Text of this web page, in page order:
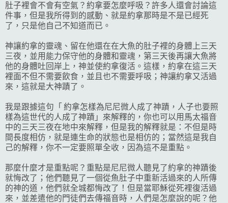
肚子裡會不會有空氣？約拿要怎麼呼吸？許多人還會討論這
件事，但是我所得到的感動、就是約拿那時是不是已經死
了，只是他自己不知道而已。
神讓約拿的靈魂、留在他還在在大魚的肚子裡的身體上三天
三夜，並用能力保守他的身體和靈魂，第三天後再讓大魚將
他的身體吐回岸上，神並使約拿復活。這樣，約拿在這三天
裡面不但不需要飲食，並且也不需要呼吸；神讓約拿又活過
來，這就是大神蹟了。
我是跟據這句「 約拿怎樣為尼尼微人成了神蹟，人子也要照
樣為這世代的人成了神蹟」來解釋的，你也可以用馬太福音
中的三天三夜在地中來解釋，但是我的解釋就是：不但是時
間長度相仿，就是連生命的狀態也是相仿的；當然這是我自
己的解釋，你不一定要照單全收，因為這不是重點。
那麼什麼才是重點呢？重點是尼尼微人聽見了約拿的神蹟後
就悔改了；他們聽見了一個從魚肚子中重新活過來的人所傳
的神的道，他們就全城都悔改了！但是當耶穌從死裡復活過
來，並差遣他的門徒們去傳福音時，人們是怎麼說的呢？他